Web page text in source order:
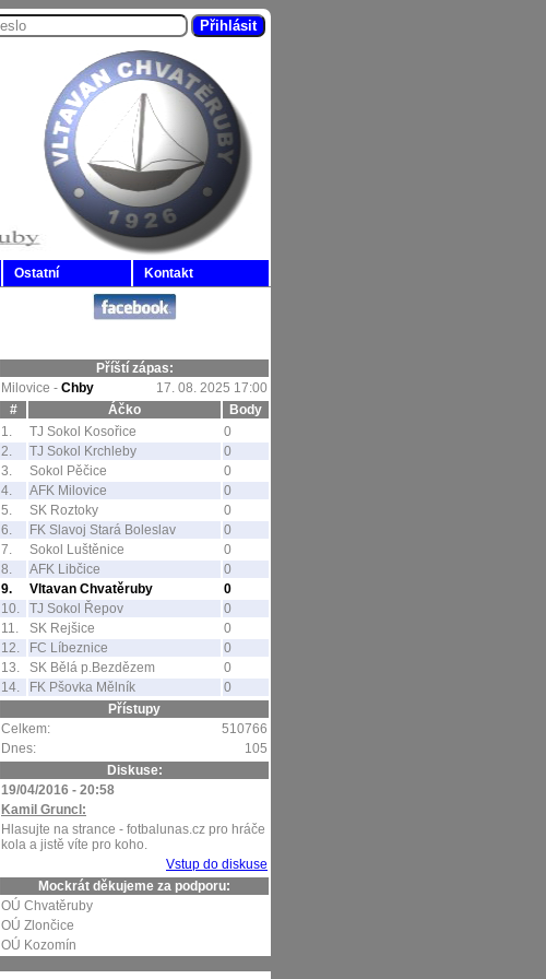
Ostatní Kontakt
Příští zápas:
Milovice - Chby
17. 08. 2025 17:00
#
Áčko
Body
1.
TJ Sokol Kosořice
0
2.
TJ Sokol Krchleby
0
3.
Sokol Pěčice
0
4.
AFK Milovice
0
5.
SK Roztoky
0
6.
FK Slavoj Stará Boleslav
0
7.
Sokol Luštěnice
0
8.
AFK Libčice
0
9.
Vltavan Chvatěruby
0
10.
TJ Sokol Řepov
0
11.
SK Rejšice
0
12.
FC Líbeznice
0
13.
SK Bělá p.Bezdězem
0
14.
FK Pšovka Mělník
0
Přístupy
Celkem:
510766
Dnes:
105
Diskuse:
19/04/2016 - 20:58
Kamil Gruncl:
Hlasujte na strance - fotbalunas.cz pro hráče
kola a jistě víte pro koho.
Vstup do diskuse
Mockrát děkujeme za podporu:
OÚ Chvatěruby
OÚ Zlončice
OÚ Kozomín